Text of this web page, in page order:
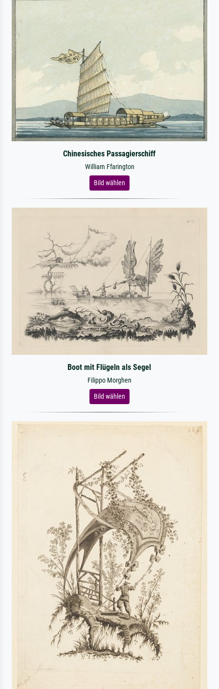
Chinesisches Passagierschiff
William Ffarington
Bild wählen
Boot mit Flügeln als Segel
Filippo Morghen
Bild wählen